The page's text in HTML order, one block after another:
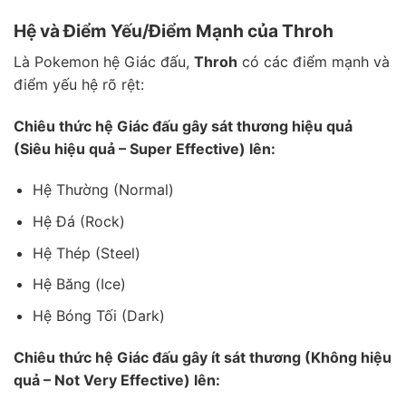
Hệ và Điểm Yếu/Điểm Mạnh của Throh
Là Pokemon hệ Giác đấu, Throh có các điểm mạnh và
điểm yếu hệ rõ rệt:
Chiêu thức hệ Giác đấu gây sát thương hiệu quả
(Siêu hiệu quả – Super Effective) lên:
Hệ Thường (Normal)
Hệ Đá (Rock)
Hệ Thép (Steel)
Hệ Băng (Ice)
Hệ Bóng Tối (Dark)
Chiêu thức hệ Giác đấu gây ít sát thương (Không hiệu
quả – Not Very Effective) lên: